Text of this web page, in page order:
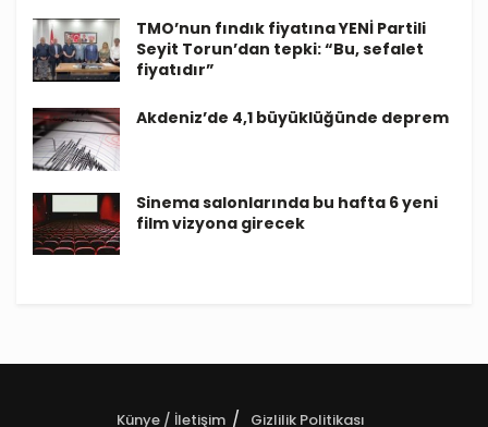
TMO’nun fındık fiyatına YENİ Partili
Seyit Torun’dan tepki: “Bu, sefalet
fiyatıdır”
Akdeniz’de 4,1 büyüklüğünde deprem
Sinema salonlarında bu hafta 6 yeni
film vizyona girecek
Künye / İletişim Gizlilik Politikası